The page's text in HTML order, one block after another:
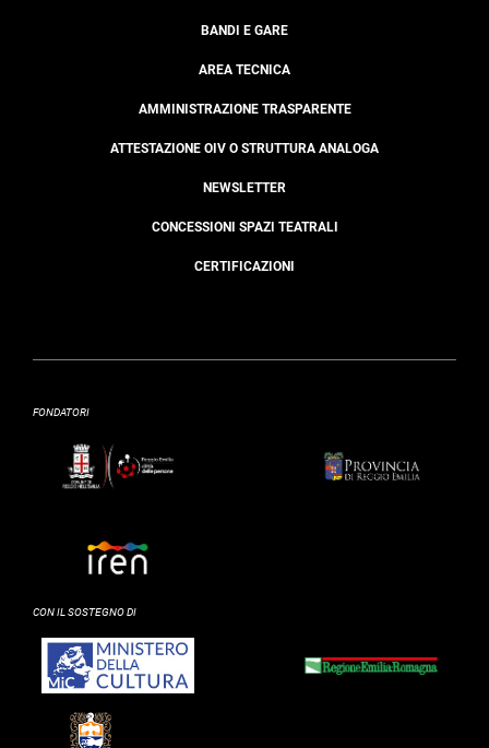
BANDI E GARE
AREA TECNICA
AMMINISTRAZIONE TRASPARENTE
ATTESTAZIONE OIV O STRUTTURA ANALOGA
NEWSLETTER
CONCESSIONI SPAZI TEATRALI
CERTIFICAZIONI
FONDATORI
CON IL SOSTEGNO DI